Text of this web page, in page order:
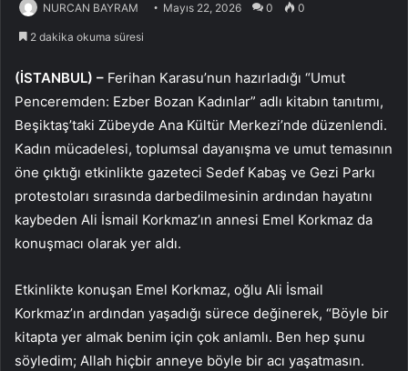
NURCAN BAYRAM Mayıs 22, 2026 0 0
2 dakika okuma süresi
(İSTANBUL) – Ferihan Karasu’nun hazırladığı “Umut
Penceremden: Ezber Bozan Kadınlar” adlı kitabın tanıtımı,
Beşiktaş’taki Zübeyde Ana Kültür Merkezi’nde düzenlendi.
Kadın mücadelesi, toplumsal dayanışma ve umut temasının
öne çıktığı etkinlikte gazeteci Sedef Kabaş ve Gezi Parkı
protestoları sırasında darbedilmesinin ardından hayatını
kaybeden Ali İsmail Korkmaz’ın annesi Emel Korkmaz da
konuşmacı olarak yer aldı.
Etkinlikte konuşan Emel Korkmaz, oğlu Ali İsmail
Korkmaz’ın ardından yaşadığı sürece değinerek, “Böyle bir
kitapta yer almak benim için çok anlamlı. Ben hep şunu
söyledim; Allah hiçbir anneye böyle bir acı yaşatmasın.